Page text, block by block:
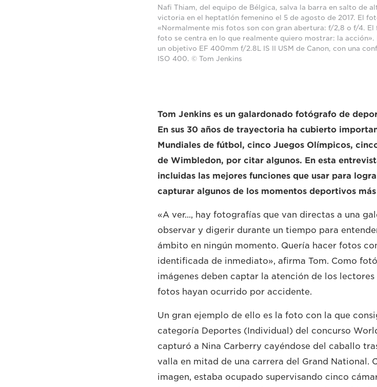
Nafi Thiam, del equipo de Bélgica, salva la barra en salto de
victoria en el heptatlón femenino el 5 de agosto de 2017. El
«Normalmente mis fotos son con gran abertura: f/2,8 o f/4.
foto se centra en lo que realmente quiero mostrar: la acción».
un objetivo EF 400mm f/2.8L IS II USM de Canon, con una
ISO 400. © Tom Jenkins
Tom Jenkins es un galardonado fotógrafo de
En sus 30 años de trayectoria ha cubierto
Mundiales de fútbol, cinco Juegos Olímpicos,
de Wimbledon, por citar algunos. En esta
incluidas las mejores funciones que usar para
capturar algunos de los momentos deportivos
«A ver..., hay fotografías que van directas a una
observar y digerir durante un tiempo para
ámbito en ningún momento. Quería hacer fotos
identificada de inmediato», afirma Tom. Como
imágenes deben captar la atención de los
fotos hayan ocurrido por accidente.
Un gran ejemplo de ello es la foto con la que
categoría Deportes (Individual) del concurso
capturó a Nina Carberry cayéndose del caballo
valla en mitad de una carrera del Grand National.
imagen, estaba ocupado supervisando cinco